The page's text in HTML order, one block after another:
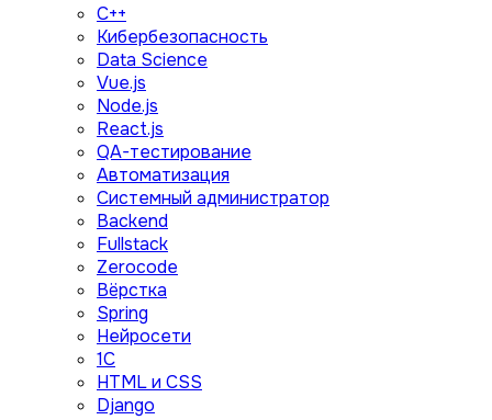
C++
Кибербезопасность
Data Science
Vue.js
Node.js
React.js
QA-тестирование
Автоматизация
Системный администратор
Backend
Fullstack
Zerocode
Вёрстка
Spring
Нейросети
1C
HTML и CSS
Django